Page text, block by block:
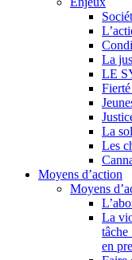
La
LE
La
Les
Moyens d’action
Moyens
La
tâche
en